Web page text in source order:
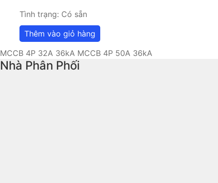
Tình trạng: Có sẵn
Thêm vào giỏ hàng
MCCB 4P 32A 36kA MCCB 4P 50A 36kA
Nhà Phân Phối